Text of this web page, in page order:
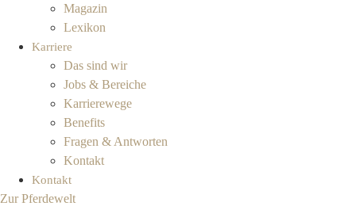
Magazin
Lexikon
Karriere
Das sind wir
Jobs & Bereiche
Karrierewege
Benefits
Fragen & Antworten
Kontakt
Kontakt
Zur Pferdewelt